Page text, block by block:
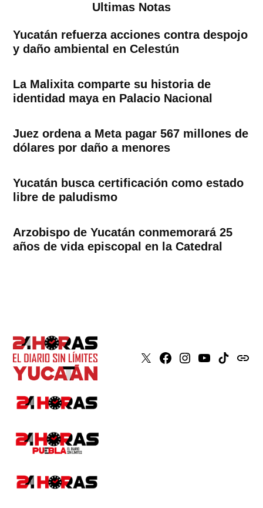
Ultimas Notas
Yucatán refuerza acciones contra despojo
y daño ambiental en Celestún
La Malixita comparte su historia de
identidad maya en Palacio Nacional
Juez ordena a Meta pagar 567 millones de
dólares por daño a menores
Yucatán busca certificación como estado
libre de paludismo
Arzobispo de Yucatán conmemorará 25
años de vida episcopal en la Catedral
X Faceboook
Instagram
YoutubeTiktokissuu